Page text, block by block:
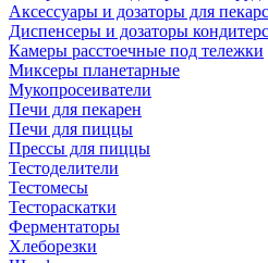
Аксессуары и дозаторы для
Диспенсеры и дозаторы
Камеры расстоечные под тележки
Миксеры планетарные
Мукопросеиватели
Печи для пекарен
Печи для пиццы
Прессы для пиццы
Тестоделители
Тестомесы
Тестораскатки
Ферментаторы
Хлеборезки